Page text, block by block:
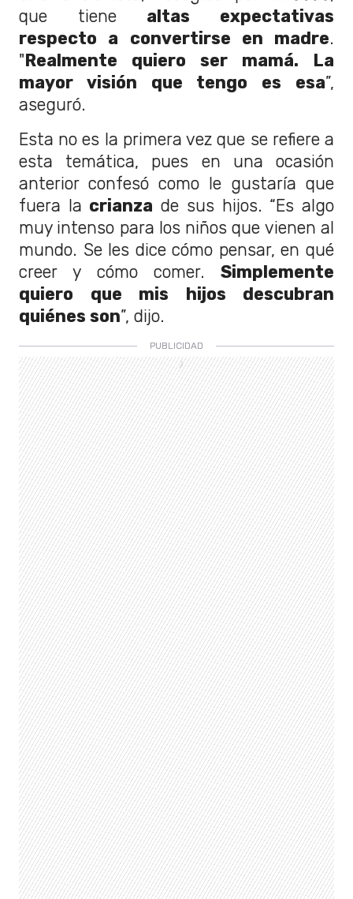
que tiene altas expectativas
respecto a convertirse en madre.
"Realmente quiero ser mamá. La
mayor visión que tengo es esa”,
aseguró.
Esta no es la primera vez que se refiere a
esta temática, pues en una ocasión
anterior confesó como le gustaría que
fuera la crianza de sus hijos. “Es algo
muy intenso para los niños que vienen al
mundo. Se les dice cómo pensar, en qué
creer y cómo comer. Simplemente
quiero que mis hijos descubran
quiénes son”, dijo.